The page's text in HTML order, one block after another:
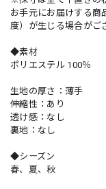
お手元にお届けする商
度）が生じる場合がご
◆素材
ポリエステル 100％
生地の厚さ：薄手
伸縮性：あり
透け感：なし
裏地：なし
◆シーズン
春、夏、秋